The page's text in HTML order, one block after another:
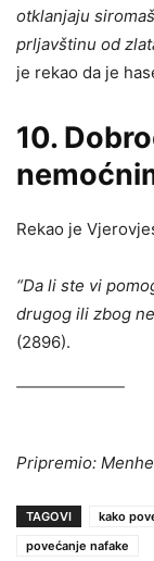
otklanjaju
prljavštinu od
je rekao da je
10.
Rekao je
“Da li ste vi
drugog ili zbog
(2896).
Pripremio:
TAGOVI kako
povećanje nafake